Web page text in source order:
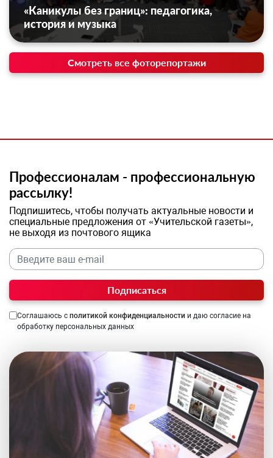
«Каникулы без границ»: педагогика,
история и музыка
Смотреть все фоторепортажи
Профессионалам - профессиональную
рассылку!
Подпишитесь, чтобы получать актуальные новости и
специальные предложения от «Учительской газеты»,
не выходя из почтового ящика
Подписаться
Соглашаюсь с политикой конфиденциальности и даю согласие на
обработку персональных данных